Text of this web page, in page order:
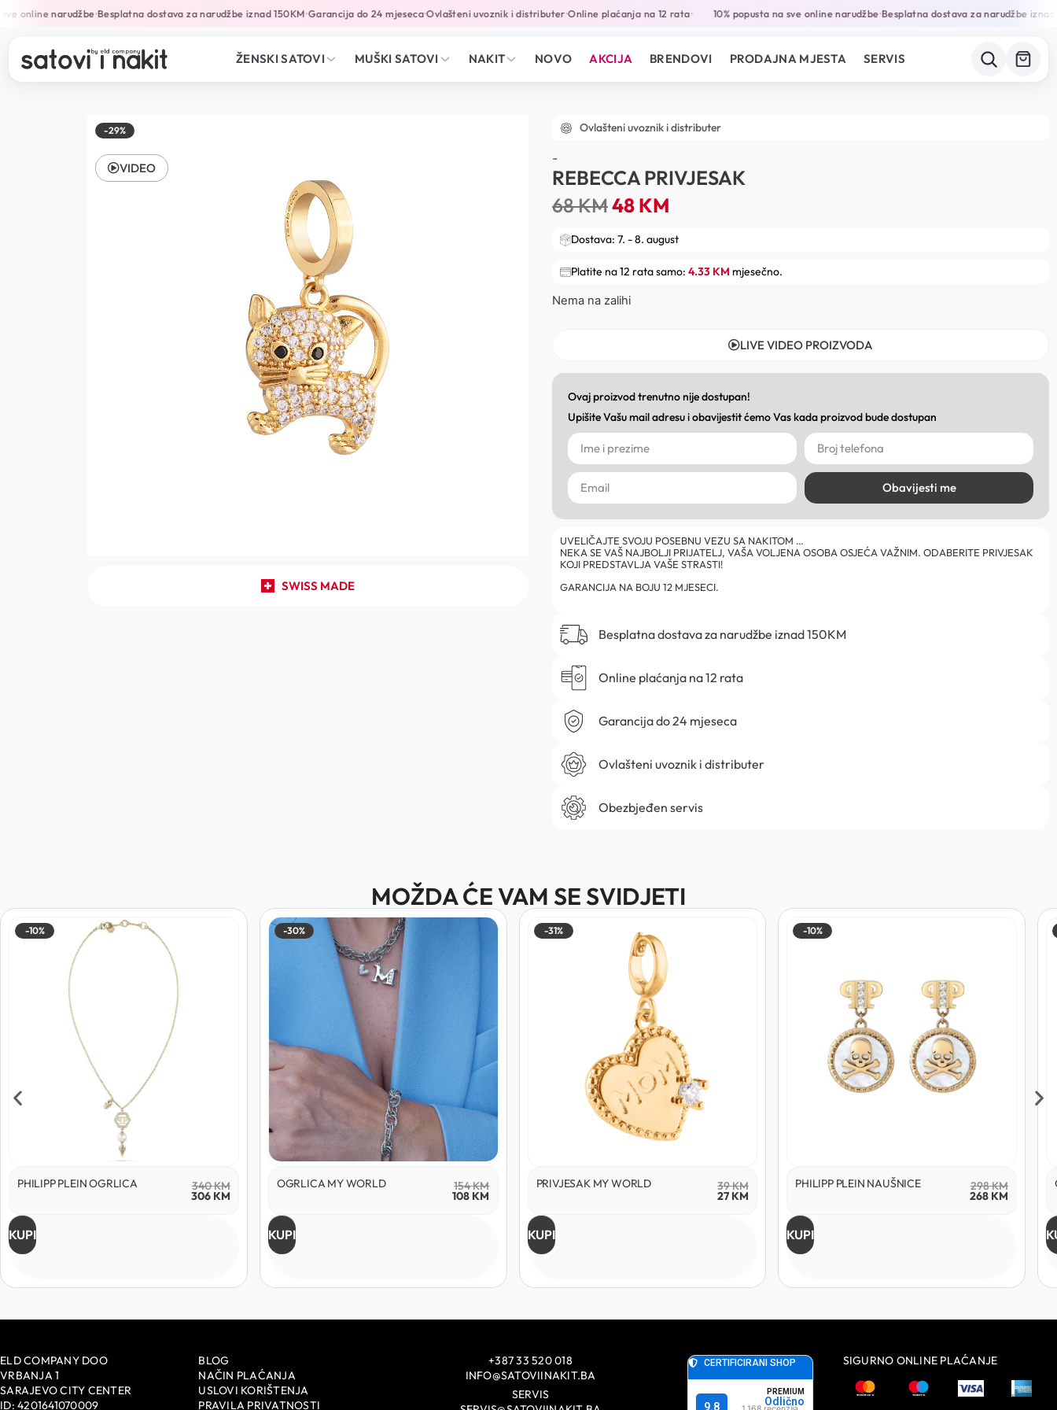
online narudžbe•Besplatna dostava za narudžbe iznad 150KM•Garancija do 24 mjeseca•Ovlašteni uvoznik i distributer•Online plaćanja na 12 rata• 10% popusta na sve online narudžbe•Besplatna dostava za narudžbe iznad
ŽENSKI SATOVI MUŠKI SATOVI NAKIT NOVO AKCIJA BRENDOVI PRODAJNA MJESTA SERVIS
-29%
SWISS MADE
VIDEO
Ovlašteni uvoznik i distributer
-
REBECCA PRIVJESAK
68KM48KM
Dostava: 7. - 8. august
Platite na 12 rata samo: 4.33 KM mjesečno.
Nema na zalihi
LIVE VIDEO PROIZVODA
Ovaj proizvod trenutno nije dostupan!
Upišite Vašu mail adresu i obavijestit ćemo Vas kada proizvod bude dostupan
Obavijesti me
UVELIČAJTE SVOJU POSEBNU VEZU SA NAKITOM …
NEKA SE VAŠ NAJBOLJI PRIJATELJ, VAŠA VOLJENA OSOBA OSJEĆA VAŽNIM. ODABERITE PRIVJESAK
KOJI PREDSTAVLJA VAŠE STRASTI!
GARANCIJA NA BOJU 12 MJESECI.
Besplatna dostava za narudžbe iznad 150KM
Online plaćanja na 12 rata
Garancija do 24 mjeseca
Ovlašteni uvoznik i distributer
Obezbjeđen servis
MOŽDA ĆE VAM SE SVIDJETI
-10%
PHILIPP PLEIN OGRLICA 340KM
306 KM
KUPI
-30%
OGRLICA MY WORLD 154KM
108 KM
KUPI
-31%
PRIVJESAK MY WORLD 39KM
27 KM
KUPI
-10%
PHILIPP PLEIN NAUŠNICE 298KM
268 KM
KUPI
ELD COMPANY DOO
VRBANJA 1
SARAJEVO CITY CENTER
ID: 4201641070009
BLOG
NAČIN PLAĆANJA
USLOVI KORIŠTENJA
PRAVILA PRIVATNOSTI
+387 33 520 018
INFO@SATOVIINAKIT.BA
SERVIS
SIGURNO ONLINE PLAĆANJE